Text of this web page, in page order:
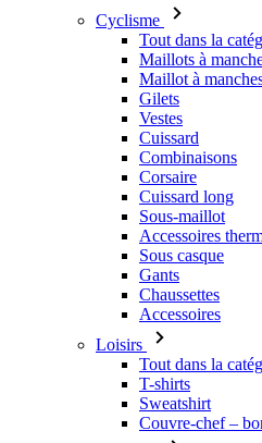
Cyclisme
Tout dans la
Maillots à
Maillot à
Gilets
Vestes
Cuissard
Combinaisons
Corsaire
Cuissard long
Sous-maillot
Accessoires
Sous casque
Gants
Chaussettes
Accessoires
Loisirs
Tout dans la
T-shirts
Sweatshirt
Couvre-chef –